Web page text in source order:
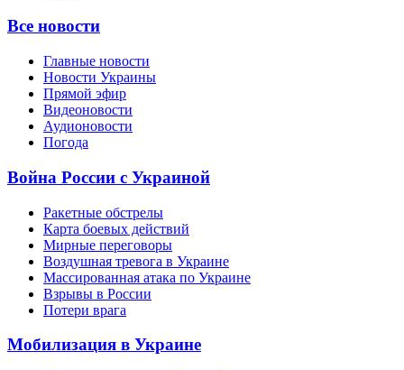
Все новости
Главные новости
Новости Украины
Прямой эфир
Видеоновости
Аудионовости
Погода
Война России с Украиной
Ракетные обстрелы
Карта боевых действий
Мирные переговоры
Воздушная тревога в Украине
Массированная атака по Украине
Взрывы в России
Потери врага
Мобилизация в Украине